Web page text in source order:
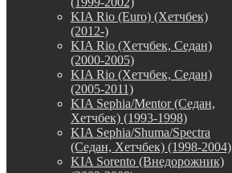
KIA Rio (Euro) (Хетчбек)
(2012-)
KIA Rio (Хетчбек, Седан)
(2000-2005)
KIA Rio (Хетчбек, Седан)
(2005-2011)
KIA Sephia/Mentor (Седан,
Хетчбек) (1993-1998)
KIA Sephia/Shuma/Spectra
(Седан, Хетчбек) (1998-2004)
KIA Sorento (Внедорожник)